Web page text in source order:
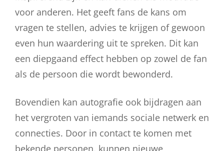
voor anderen. Het geeft fans de kans om
vragen te stellen, advies te krijgen of gewoon
even hun waardering uit te spreken. Dit kan
een diepgaand effect hebben op zowel de fan
als de persoon die wordt bewonderd.
Bovendien kan autografie ook bijdragen aan
het vergroten van iemands sociale netwerk en
connecties. Door in contact te komen met